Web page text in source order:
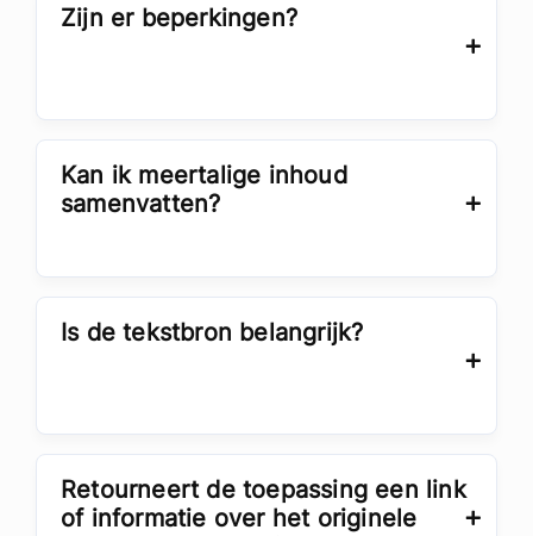
Zijn er beperkingen?
Kan ik meertalige inhoud
samenvatten?
Is de tekstbron belangrijk?
Retourneert de toepassing een link
of informatie over het originele